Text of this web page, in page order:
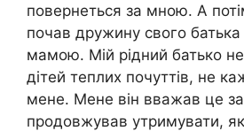
повернеться за мною. А
почав дружину свого батька
мамою. Мій рідний батько
дітей теплих почуттів, не
мене. Мене він вважав це
продовжував утримувати, як